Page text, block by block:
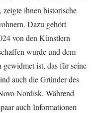
ihnen historische
Dazu gehört
von den Künstlern
wurde und dem
ist, das für seine
auch die Gründer des
Nordisk. Während
auch Informationen